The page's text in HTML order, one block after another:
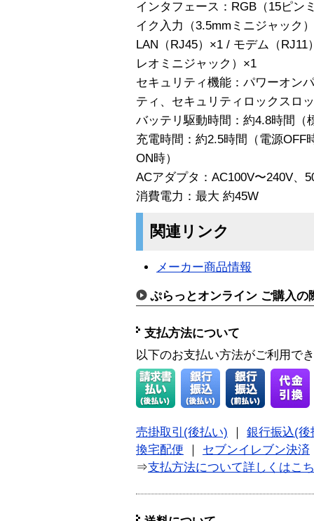
インタフェース：RGB（15ピン
イク入力（3.5mmミニジャック
LAN（RJ45）×1 / モデム（
レオミニジャック）×1
セキュリティ機能：パワーオン
ティ、セキュリティロックスロ
バッテリ駆動時間：約4.8時間（
充電時間：約2.5時間（電源OFF
ON時）
ACアダプタ：AC100V〜240V、
消費電力：最大 約45W
関連リンク
メーカー商品情報
ぷらっとオンライン ご購入の
支払方法について
以下のお支払い方法がご利用で
売掛取引(後払い)
銀行振込(後
換宅配便
セブンイレブン決済
⇒支払方法について詳しくはこ